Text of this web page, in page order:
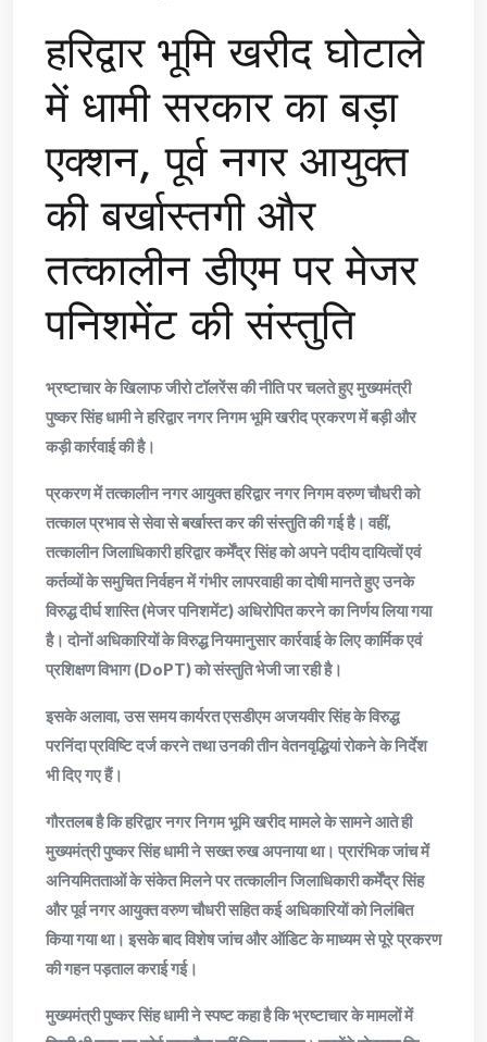
हरिद्वार भूमि खरीद घोटाले
में धामी सरकार का बड़ा
एक्शन, पूर्व नगर आयुक्त
की बर्खास्तगी और
तत्कालीन डीएम पर मेजर
पनिशमेंट की संस्तुति
भ्रष्टाचार के खिलाफ जीरो टॉलरेंस की नीति पर चलते हुए मुख्यमंत्री
पुष्कर सिंह धामी ने हरिद्वार नगर निगम भूमि खरीद प्रकरण में बड़ी और
कड़ी कार्रवाई की है।
प्रकरण में तत्कालीन नगर आयुक्त हरिद्वार नगर निगम वरुण चौधरी को
तत्काल प्रभाव से सेवा से बर्खास्त कर की संस्तुति की गई है। वहीं,
तत्कालीन जिलाधिकारी हरिद्वार कर्मेंद्र सिंह को अपने पदीय दायित्वों एवं
कर्तव्यों के समुचित निर्वहन में गंभीर लापरवाही का दोषी मानते हुए उनके
विरुद्ध दीर्घ शास्ति (मेजर पनिशमेंट) अधिरोपित करने का निर्णय लिया गया
है। दोनों अधिकारियों के विरुद्ध नियमानुसार कार्रवाई के लिए कार्मिक एवं
प्रशिक्षण विभाग (DoPT) को संस्तुति भेजी जा रही है।
इसके अलावा, उस समय कार्यरत एसडीएम अजयवीर सिंह के विरुद्ध
परनिंदा प्रविष्टि दर्ज करने तथा उनकी तीन वेतनवृद्धियां रोकने के निर्देश
भी दिए गए हैं।
गौरतलब है कि हरिद्वार नगर निगम भूमि खरीद मामले के सामने आते ही
मुख्यमंत्री पुष्कर सिंह धामी ने सख्त रुख अपनाया था। प्रारंभिक जांच में
अनियमितताओं के संकेत मिलने पर तत्कालीन जिलाधिकारी कर्मेंद्र सिंह
और पूर्व नगर आयुक्त वरुण चौधरी सहित कई अधिकारियों को निलंबित
किया गया था। इसके बाद विशेष जांच और ऑडिट के माध्यम से पूरे प्रकरण
की गहन पड़ताल कराई गई।
मुख्यमंत्री पुष्कर सिंह धामी ने स्पष्ट कहा है कि भ्रष्टाचार के मामलों में